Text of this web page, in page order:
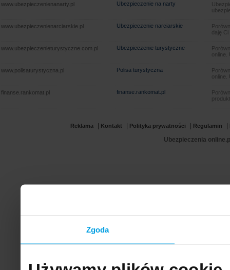
Zgoda
www.ubezpieczenienanarty.pl Ubezpieczenie na narty
www.ubezpieczenienarciarskie.pl Ubezpieczenie narciarskie
daję
www.ubezpieczenieturystyczne.com.pl Ubezpieczenie turystyczne
www.polisaturystyczna.pl Polisa turystyczna
finanse.rankomat.pl finanse.rankomat.pl
Reklama Kontakt Polityka prywatności Regulamin
Ubezpieczenia